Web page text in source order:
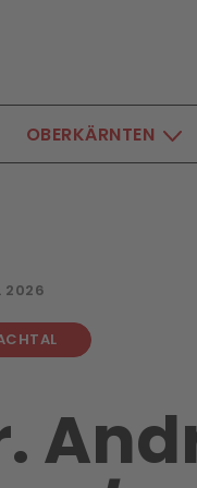
OBERKÄRNTEN
2026